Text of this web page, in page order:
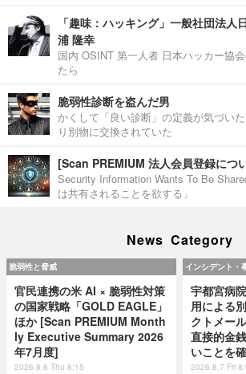
「趣味：ハッキング」一般社団法人
浦 隆幸
国内 OSINT 第一人者 日本ハッカー協
たら
脆弱性診断を盗んだ男
かくして「良い診断」の定義が気づい
り別物に交換されていた
[Scan PREMIUM 法人会員登録につ
Security Information Wants To Be
は共有されることを欲する」
News Category
脆弱性と脅威
官民連携の米 AI × 脆弱性対策
の国家戦略「GOLD EAGLE」
ほか [Scan PREMIUM Month
ly Executive Summary 2026
年7月度]
2026.8.6 Thu 8:15
インシデント・
宇都宮病
用による
クトメー
直接的金
いことを
2026.8.7 Fri